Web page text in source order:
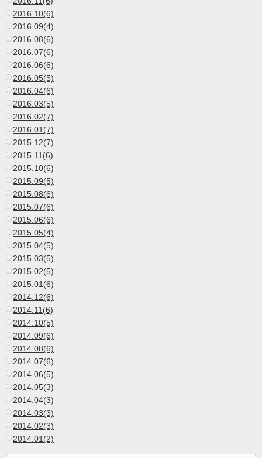
2016.10(6)
2016.09(4)
2016.08(6)
2016.07(6)
2016.06(6)
2016.05(5)
2016.04(6)
2016.03(5)
2016.02(7)
2016.01(7)
2015.12(7)
2015.11(6)
2015.10(6)
2015.09(5)
2015.08(6)
2015.07(6)
2015.06(6)
2015.05(4)
2015.04(5)
2015.03(5)
2015.02(5)
2015.01(6)
2014.12(6)
2014.11(6)
2014.10(5)
2014.09(6)
2014.08(6)
2014.07(6)
2014.06(5)
2014.05(3)
2014.04(3)
2014.03(3)
2014.02(3)
2014.01(2)